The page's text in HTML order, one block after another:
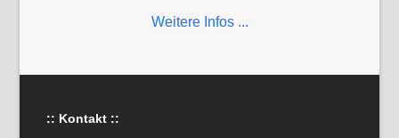
Weitere Infos ...
:: Kontakt ::